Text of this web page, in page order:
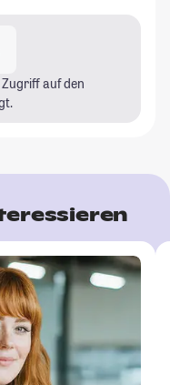
auf den